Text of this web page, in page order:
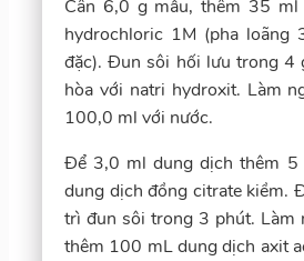
Cân 6,0 g mẫu, thêm 35
hydrochloric 1M (pha loãng
đặc). Đun sôi hối lưu trong 4
hòa với natri hydroxit. Làm
100,0 ml với nước.
Để 3,0 ml dung dịch thêm
dung dịch đồng citrate kiềm.
trì đun sôi trong 3 phút. Làm
thêm 100 mL dung dịch axit